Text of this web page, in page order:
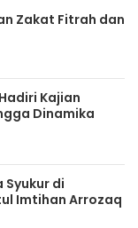
Zakat Fitrah dan
Kajian
Dinamika
Syukur di
Imtihan Arrozaq